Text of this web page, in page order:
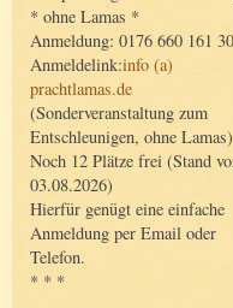
* ohne Lamas *
Anmeldung: 0176 660 161
Anmeldelink:info (a)
prachtlamas.de
(Sonderveranstaltung zum
Entschleunigen, ohne Lamas)
Noch 12 Plätze frei (Stand
03.08.2026)
Hierfür genügt eine einfache
Anmeldung per Email oder
Telefon.
* * *